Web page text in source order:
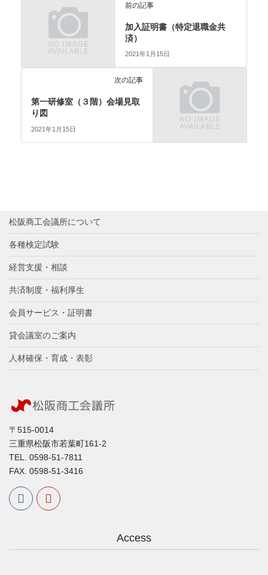
前の記事
加入証明書（特定退職金共
済）
2021年1月15日
次の記事
第一研修室（３階）会場見取
り図
2021年1月15日
松阪商工会議所について
各種検定試験
経営支援・相談
共済制度・福利厚生
会員サービス・証明書
貸会議室のご案内
人材確保・育成・表彰
〒515-0014
三重県松阪市若葉町161-2
TEL. 0598-51-7811
FAX. 0598-51-3416
Access